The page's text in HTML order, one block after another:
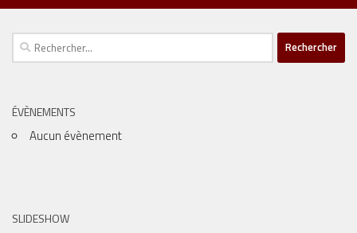
Rechercher :
ÉVÈNEMENTS
Aucun évènement
SLIDESHOW